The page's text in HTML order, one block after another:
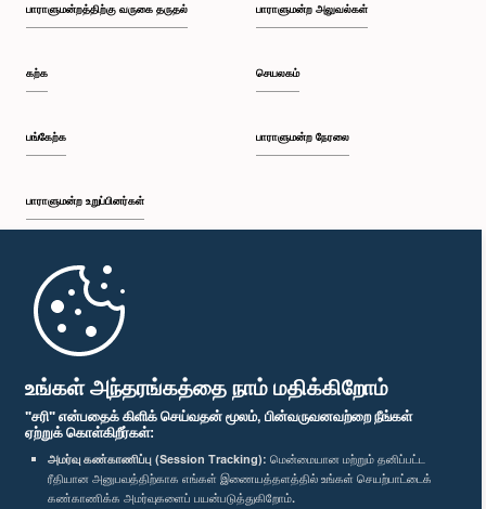
உங்கள் அந்தரங்கத்தை நாம் மதிக்கிறோம்
"சரி" என்பதைக் கிளிக் செய்வதன் மூலம், பின்வருவனவற்றை நீங்கள்
ஏற்றுக் கொள்கிறீர்கள்:
அமர்வு கண்காணிப்பு (Session Tracking): மென்மையான மற்றும் தனிப்பட்ட
ரீதியான அனுபவத்திற்காக எங்கள் இணையத்தளத்தில் உங்கள் செயற்பாட்டைக்
கண்காணிக்க அமர்வுகளைப் பயன்படுத்துகிறோம்.
பாராளுமன்றத்திற்கு வருகை தருதல்
கற்க
பங்கேற்க
பாராளுமன்ற உறுப்பினர்கள்
முதற்பக்கம்
பாராளுமன்ற அலுவல்கள்
செயலகம்
பாராளுமன்ற நேரலை
பாராளுமன்ற கையடக்க செயலி
எம்மை பின்தொடர்க :